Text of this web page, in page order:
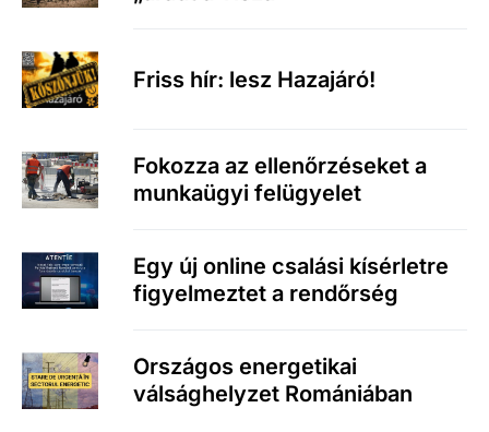
Friss hír: lesz Hazajáró!
Fokozza az ellenőrzéseket a
munkaügyi felügyelet
Egy új online csalási kísérletre
figyelmeztet a rendőrség
Országos energetikai
válsághelyzet Romániában